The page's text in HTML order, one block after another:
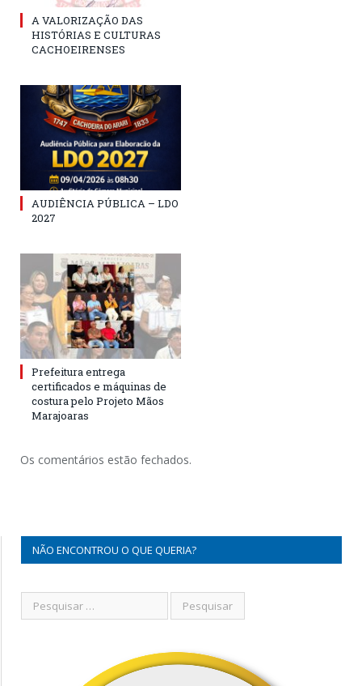
A VALORIZAÇÃO DAS
HISTÓRIAS E CULTURAS
CACHOEIRENSES
AUDIÊNCIA PÚBLICA – LDO
2027
Prefeitura entrega
certificados e máquinas de
costura pelo Projeto Mãos
Marajoaras
Os comentários estão fechados.
NÃO ENCONTROU O QUE QUERIA?